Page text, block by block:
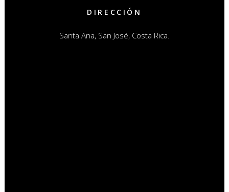
DIRECCIÓN
Santa Ana, San José, Costa Rica.